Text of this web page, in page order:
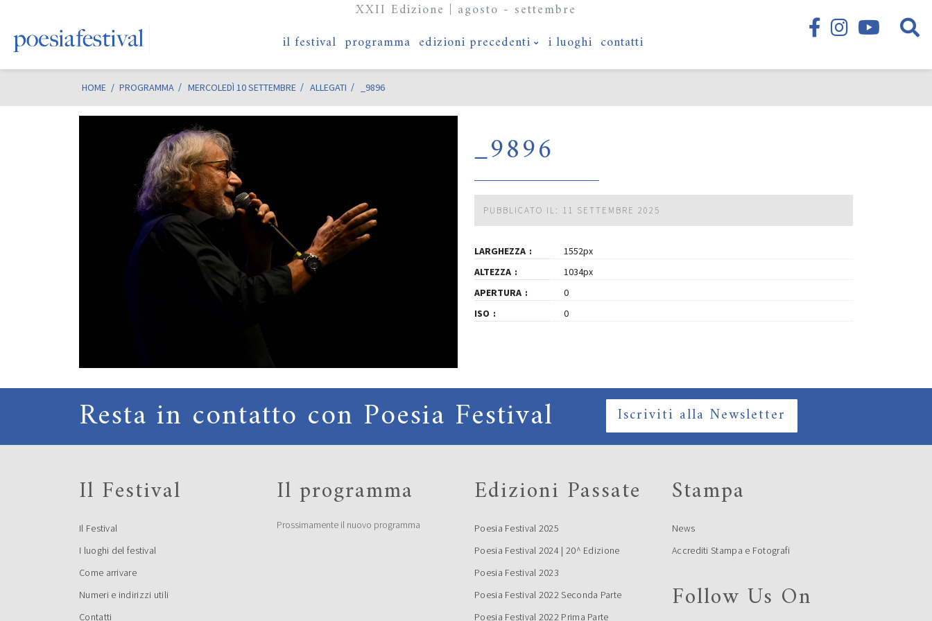
XXII Edizione | agosto - settembre
il festival programma edizioni precedenti i luoghi contatti
HOME / PROGRAMMA MERCOLEDÌ 10 SETTEMBRE ALLEGATI _9896
_9896
PUBBLICATO IL: 11 SETTEMBRE 2025
LARGHEZZA
1552px
ALTEZZA
1034px
APERTURA
0
ISO
0
Resta in contatto con Poesia Festival Iscriviti alla Newsletter
Il Festival
Il Festival
I luoghi del festival
Come arrivare
Numeri e indirizzi utili
Contatti
Il programma
Prossimamente il nuovo programma
Edizioni Passate
Poesia Festival 2025
Poesia Festival 2024 | 20^ Edizione
Poesia Festival 2023
Poesia Festival 2022 Seconda Parte
Poesia Festival 2022 Prima Parte
Stampa
News
Accrediti Stampa e Fotografi
Follow Us On